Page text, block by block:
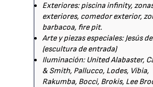
Exteriores: piscina infinity,
exteriores, comedor exterior,
barbacoa, fire pit.
Arte y piezas especiales: Jesús
(escultura de entrada)
Iluminación: United Alabaster,
& Smith, Pallucco, Lodes, Vibia,
Rakumba, Bocci, Brokis, Lee